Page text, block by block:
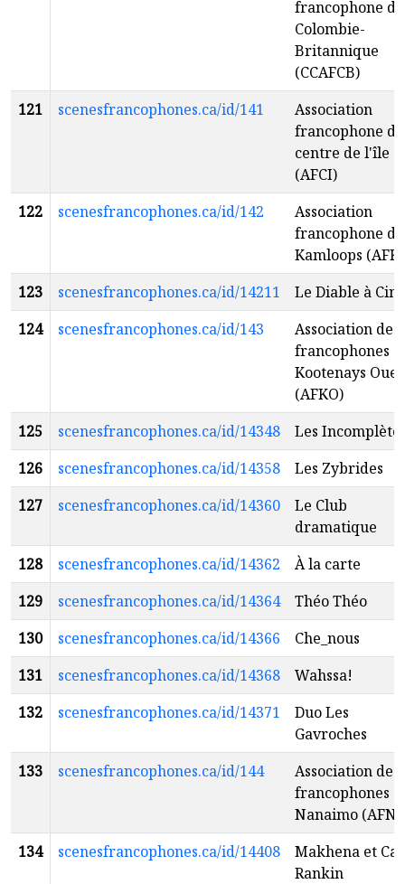
francophone
Colombie-
Britannique
(CCAFCB)
121
scenesfrancophones.ca/id/141
Association
francophone du
centre de l'île
(AFCI)
122
scenesfrancophones.ca/id/142
Association
francophone de
Kamloops (AFK)
123
scenesfrancophones.ca/id/14211
Le Diable à
124
scenesfrancophones.ca/id/143
Association des
francophones
Kootenays
(AFKO)
125
scenesfrancophones.ca/id/14348
Les
126
scenesfrancophones.ca/id/14358
Les Zybrides
127
scenesfrancophones.ca/id/14360
Le Club
dramatique
128
scenesfrancophones.ca/id/14362
À la carte
129
scenesfrancophones.ca/id/14364
Théo Théo
130
scenesfrancophones.ca/id/14366
Che_nous
131
scenesfrancophones.ca/id/14368
Wahssa!
132
scenesfrancophones.ca/id/14371
Duo Les
Gavroches
133
scenesfrancophones.ca/id/144
Association des
francophones
Nanaimo (AFN)
134
scenesfrancophones.ca/id/14408
Makhena et
Rankin